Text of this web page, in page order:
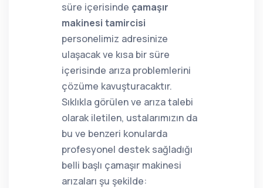
süre içerisinde çamaşır
makinesi tamircisi
personelimiz adresinize
ulaşacak ve kısa bir süre
içerisinde arıza problemlerini
çözüme kavuşturacaktır.
Sıklıkla görülen ve arıza talebi
olarak iletilen, ustalarımızın da
bu ve benzeri konularda
profesyonel destek sağladığı
belli başlı çamaşır makinesi
arızaları şu şekilde: